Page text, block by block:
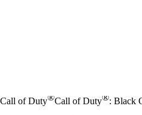
Call of Duty®Call of Duty®: Black